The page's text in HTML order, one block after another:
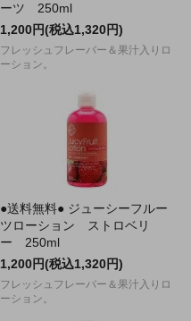
ーツ 250ml
1,200円(税込1,320円)
フレッシュフレーバー＆果汁入りロ
ーション。
●送料無料● ジューシーフルー
ツローション ストロベリ
ー 250ml
1,200円(税込1,320円)
フレッシュフレーバー＆果汁入りロ
ーション。